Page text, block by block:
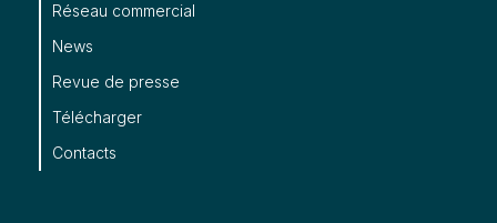
Réseau commercial
News
Revue de presse
Télécharger
Contacts